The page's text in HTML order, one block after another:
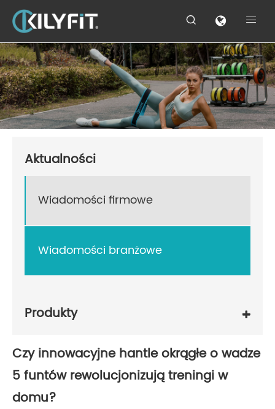
 
Aktualności
Wiadomości firmowe
Wiadomości branżowe
Produkty
Czy innowacyjne hantle okrągłe o wadze
5 funtów rewolucjonizują treningi w
domu?